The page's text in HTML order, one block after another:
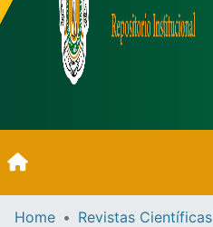
Inicio
Home Revistas Científicas